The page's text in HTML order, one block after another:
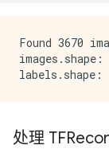
Found 3670
处理